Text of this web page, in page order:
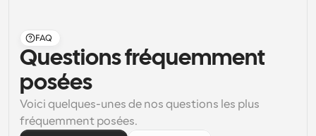
FAQ
Questions fréquemment
posées
Voici quelques-unes de nos questions les plus
fréquemment posées.